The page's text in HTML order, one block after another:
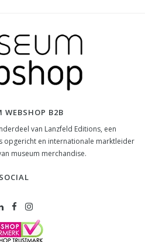
WEBSHOP B2B
van Lanzfeld Editions, een
opgericht en internationale marktleider
museum merchandise.
SOCIAL